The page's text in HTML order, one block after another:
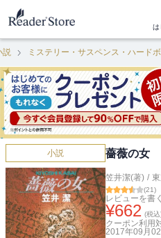
は
説 ミステリー・サスペンス・ハード
小説 薔薇の女
笠井潔(著) /
(21)
レビューを書く
¥662 (税
クーポン利用
2017年09月02